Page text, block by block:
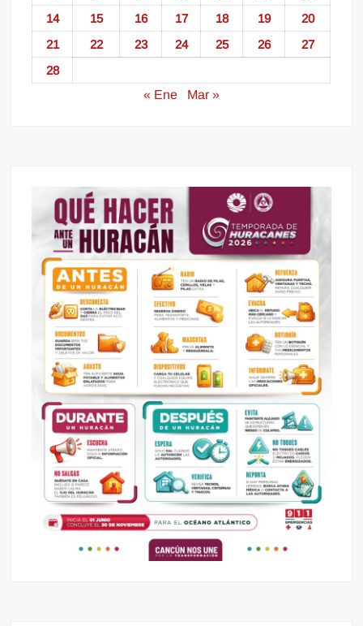
14
15 16 17 18 19
20
21
22 23 24 25 26
27
28
« Ene
Mar »